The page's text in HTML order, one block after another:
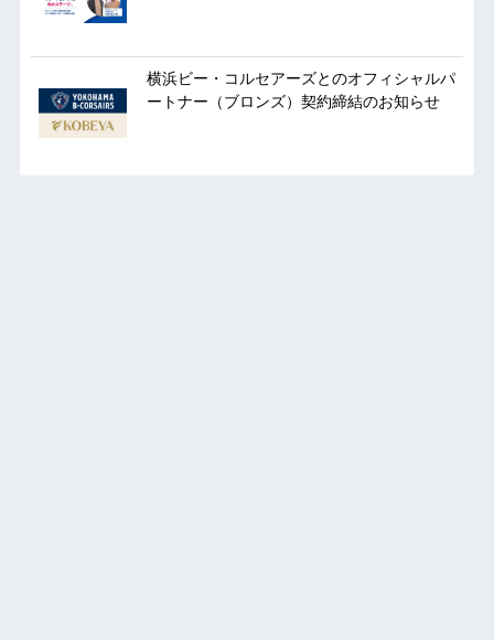
横浜ビー・コルセアーズとのオフィシャルパ
ートナー（ブロンズ）契約締結のお知らせ